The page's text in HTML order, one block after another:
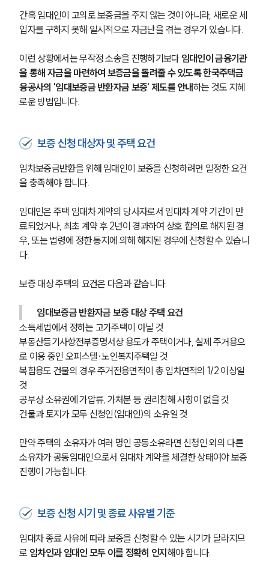
간혹 임대인이 고의로 보증금을 주지 않는 것이 아니라, 새로운 세
입자를 구하지 못해 일시적으로 자금난을 겪는 경우가 있습니다.
이런 상황에서는 무작정 소송을 진행하기보다 임대인이 금융기관
을 통해 자금을 마련하여 보증금을 돌려줄 수 있도록 한국주택금
융공사의 '임대보증금 반환자금 보증' 제도를 안내하는 것도 지혜
로운 방법입니다.
보증 신청 대상자 및 주택 요건
임차보증금반환을 위해 임대인이 보증을 신청하려면 일정한 요건
을 충족해야 합니다.
임대인은 주택 임대차 계약의 당사자로서 임대차 계약 기간이 만
료되었거나, 최초 계약 후 2년이 경과하여 상호 합의로 해지된 경
우, 또는 법령에 정한 통지에 의해 해지된 경우에 신청할 수 있습니
다.
보증 대상 주택의 요건은 다음과 같습니다.
임대보증금 반환자금 보증 대상 주택 요건
소득세법에서 정하는 고가주택이 아닐 것
부동산등기사항전부증명서상 용도가 주택이거나, 실제 주거용으
로 이용 중인 오피스텔·노인복지주택일 것
복합용도 건물의 경우 주거전용면적이 총 임차면적의 1/2 이상일
것
공부상 소유권에 가압류, 가처분 등 권리침해 사항이 없을 것
건물과 토지가 모두 신청인(임대인)의 소유일 것
만약 주택의 소유자가 여러 명인 공동소유라면 신청인 외의 다른
소유자가 공동임대인으로서 임대차 계약을 체결한 상태여야 보증
진행이 가능합니다.
보증 신청 시기 및 종료 사유별 기준
임대차 종료 사유에 따라 보증을 신청할 수 있는 시기가 달라지므
로 임차인과 임대인 모두 이를 정확히 인지해야 합니다.